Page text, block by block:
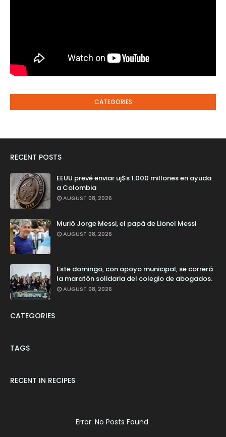
CATEGORIES
RECENT POSTS
EEUU prevé enviar uj$s 1.000 millones en ayuda
a Colombia
AUGUST 08, 2026
Murió Jorge Messi, el papá de Lionel Messi
AUGUST 08, 2026
Este domingo, con apoyo municipal, se correrá
la maratón solidaria del colegio de abogados.
AUGUST 08, 2026
CATEGORIES
TAGS
RECENT IN RECIPES
Error: No Posts Found